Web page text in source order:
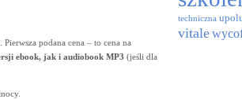
podana cena – to cena na
ebook, jak i audiobook MP3 (jeśli dla
techniczna
vitale